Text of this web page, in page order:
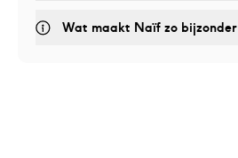
Wat maakt Naïf zo bijzonder